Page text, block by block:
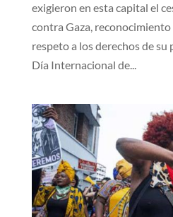
exigieron en esta capital el
contra Gaza,
respeto a los derechos de
Día Internacional de...